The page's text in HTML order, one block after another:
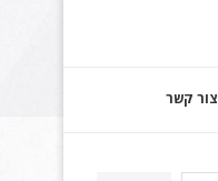
צור קשר